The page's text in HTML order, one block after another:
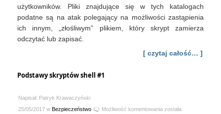
użytkowników. Pliki znajdujące się w tych katalogach
podatne są na atak polegający na możliwości zastąpienia
ich innym, „złośliwym” plikiem, który skrypt zamierza
odczytać lub zapisać.
[ czytaj całość… ]
Podstawy skryptów shell #1
Napisał: Patryk Krawaczyński
25/05/2017 w Bezpieczeństwo Możliwość komentowania Podstawy
została